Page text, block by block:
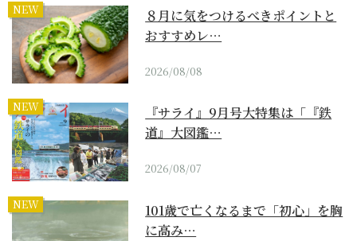
NEW
８月に気をつけるべきポイントと
おすすめレ…
2026/08/08
NEW
『サライ』9月号大特集は「『鉄
道』大図鑑…
2026/08/07
NEW
101歳で亡くなるまで「初心」を胸
に高み…